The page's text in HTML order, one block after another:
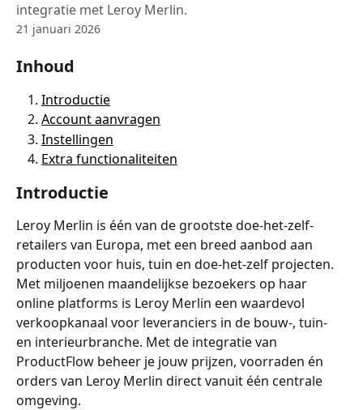
integratie met Leroy Merlin.
21 januari 2026
Inhoud
Introductie
Account aanvragen
Instellingen
Extra functionaliteiten
Introductie
Leroy Merlin is één van de grootste doe-het-zelf-
retailers van Europa, met een breed aanbod aan
producten voor huis, tuin en doe-het-zelf projecten.
Met miljoenen maandelijkse bezoekers op haar
online platforms is Leroy Merlin een waardevol
verkoopkanaal voor leveranciers in de bouw-, tuin-
en interieurbranche. Met de integratie van
ProductFlow beheer je jouw prijzen, voorraden én
orders van Leroy Merlin direct vanuit één centrale
omgeving.